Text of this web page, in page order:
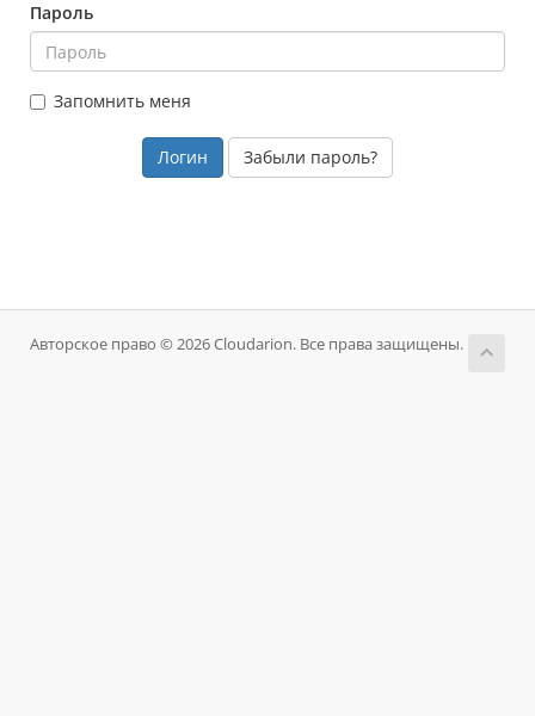
Пароль
Запомнить меня
Забыли пароль?
Авторское право © 2026 Cloudarion. Все права защищены.